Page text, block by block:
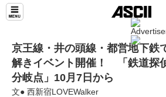
京王線・井の頭線・都営地下鉄
解きイベント開催！ 「鉄道探
分岐点」10月7日から
文● 西新宿LOVEWalker